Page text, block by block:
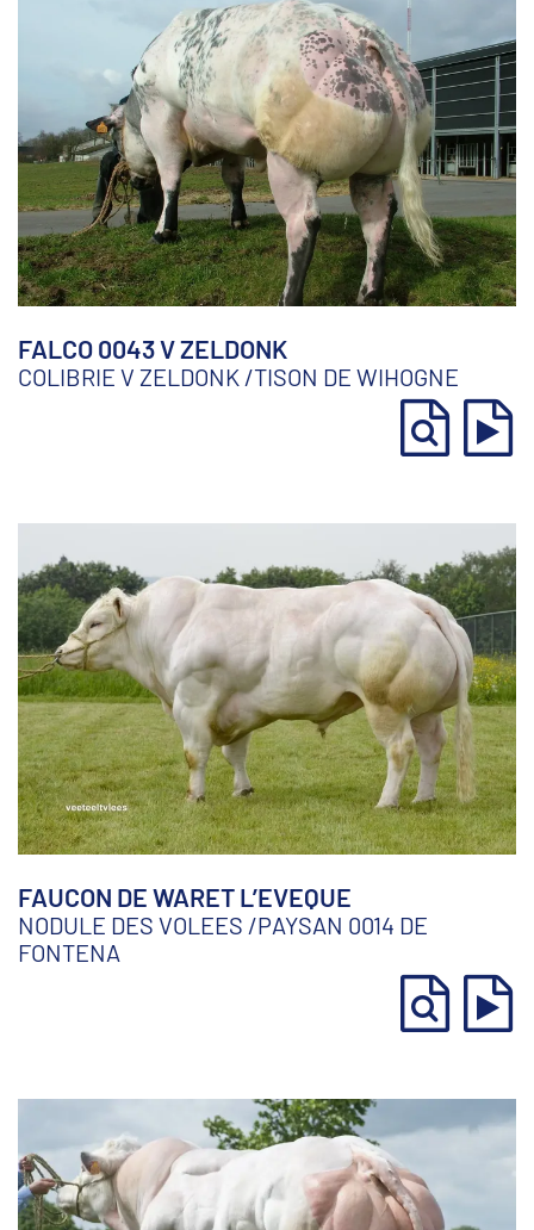
FALCO 0043 V ZELDONK
COLIBRIE V ZELDONK /TISON DE WIHOGNE
FAUCON DE WARET L’EVEQUE
NODULE DES VOLEES /PAYSAN 0014 DE
FONTENA